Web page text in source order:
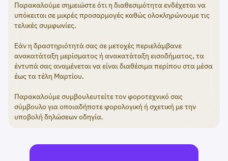
Παρακαλούμε σημειώστε ότι η διαθεσιμότητα ενδέχεται να
υπόκειται σε μικρές προσαρμογές καθώς ολοκληρώνουμε τις
τελικές συμφωνίες.
Εάν η δραστηριότητά σας σε μετοχές περιελάμβανε
ανακατάταξη μερίσματος ή ανακατάταξη εισοδήματος, τα
έντυπά σας αναμένεται να είναι διαθέσιμα περίπου στα μέσα
έως τα τέλη Μαρτίου.
Παρακαλούμε συμβουλευτείτε τον φοροτεχνικό σας
σύμβουλο για οποιαδήποτε φορολογική ή σχετική με την
υποβολή δηλώσεων οδηγία.